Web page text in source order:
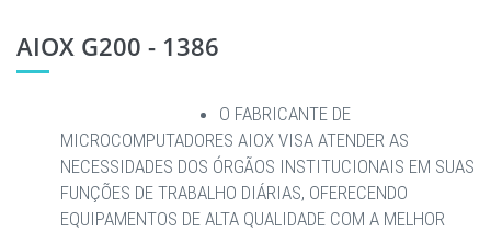
AIOX G200 - 1386
O FABRICANTE DE
MICROCOMPUTADORES AIOX VISA ATENDER AS
NECESSIDADES DOS ÓRGÃOS INSTITUCIONAIS EM SUAS
FUNÇÕES DE TRABALHO DIÁRIAS, OFERECENDO
EQUIPAMENTOS DE ALTA QUALIDADE COM A MELHOR